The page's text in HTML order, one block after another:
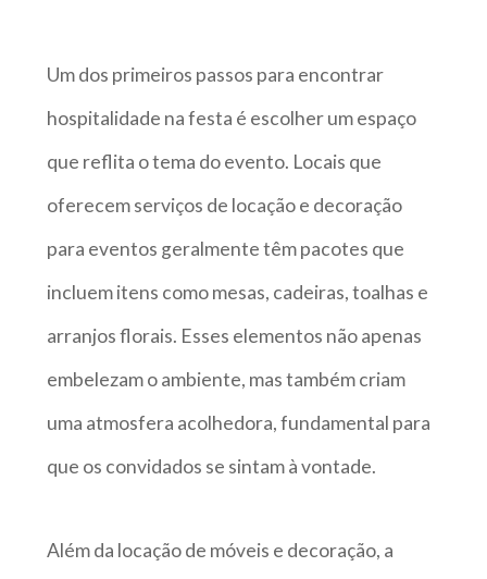
Um dos primeiros passos para encontrar
hospitalidade na festa é escolher um espaço
que reflita o tema do evento. Locais que
oferecem serviços de locação e decoração
para eventos geralmente têm pacotes que
incluem itens como mesas, cadeiras, toalhas e
arranjos florais. Esses elementos não apenas
embelezam o ambiente, mas também criam
uma atmosfera acolhedora, fundamental para
que os convidados se sintam à vontade.
Além da locação de móveis e decoração, a